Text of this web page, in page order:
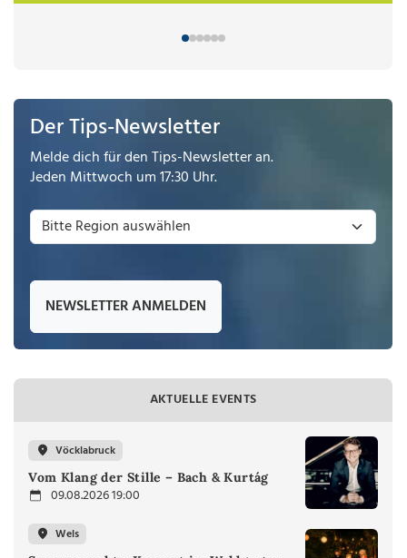
Der Tips-Newsletter
Melde dich für den Tips-Newsletter an.
Jeden Mittwoch um 17:30 Uhr.
NEWSLETTER ANMELDEN
AKTUELLE EVENTS
Vöcklabruck
Vom Klang der Stille – Bach & Kurtág
09.08.2026 19:00
Wels